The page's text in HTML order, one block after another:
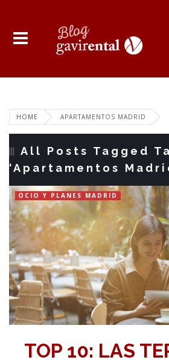
HOME APARTAMENTOS MADRID
All Posts Tagged
‘Apartamentos
OCIO Y PLANES MADRID
TOP 10: LAS